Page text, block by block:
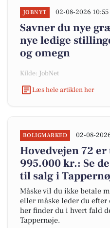
JOBNYT 02-08-2026 10:55
Savner du nye
nye ledige
og omegn
Kilde: JobNet
Læs hele artiklen her
BOLIGMARKED 02-08-
Hovedvejen 72
995.000 kr.: Se
til salg i
Måske vil du ikke betale
eller måske leder du
her finder du i hvert fald
Tappernøje.